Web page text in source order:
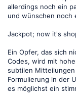
allerdings noch ein
und wünschen noch
Jackpot; now it's
Ein Opfer, das sich
Codes, wird mit
subtilen
Formulierung in der
es möglichst ein